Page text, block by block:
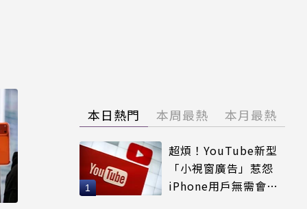
本日熱門 本周最熱 本月最熱
超煩！YouTube新型
「小視窗廣告」惹怨
iPhone用戶無需會員